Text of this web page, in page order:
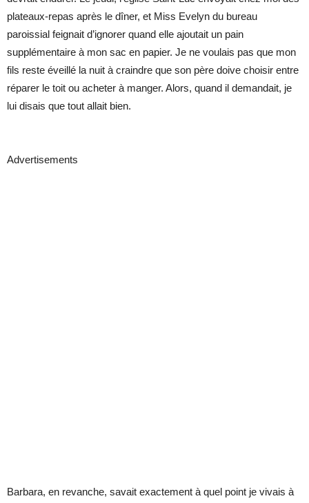
plateaux-repas après le dîner, et Miss Evelyn du bureau
paroissial feignait d’ignorer quand elle ajoutait un pain
supplémentaire à mon sac en papier. Je ne voulais pas que mon
fils reste éveillé la nuit à craindre que son père doive choisir entre
réparer le toit ou acheter à manger. Alors, quand il demandait, je
lui disais que tout allait bien.
Advertisements
Barbara, en revanche, savait exactement à quel point je vivais à